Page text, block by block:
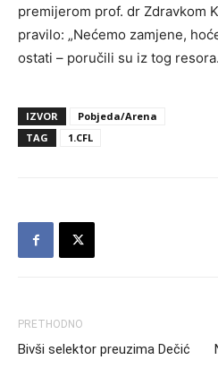
premijerom prof. dr Zdravkom
pravilo: „Nećemo zamjene,
ostati – poručili su iz tog resora.
IZVOR
Pobjeda/Arena
TAG
1.CFL
PRETHODNO
Bivši selektor preuzima Dečić